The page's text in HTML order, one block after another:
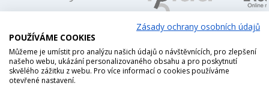
Zásady ochrany osobních údajů
POUŽÍVÁME COOKIES
Můžeme je umístit pro analýzu našich údajů o návštěvnících, pro zlepšení
našeho webu, ukázání personalizovaného obsahu a pro poskytnutí
skvělého zážitku z webu. Pro více informací o cookies používáme
otevřené nastavení.